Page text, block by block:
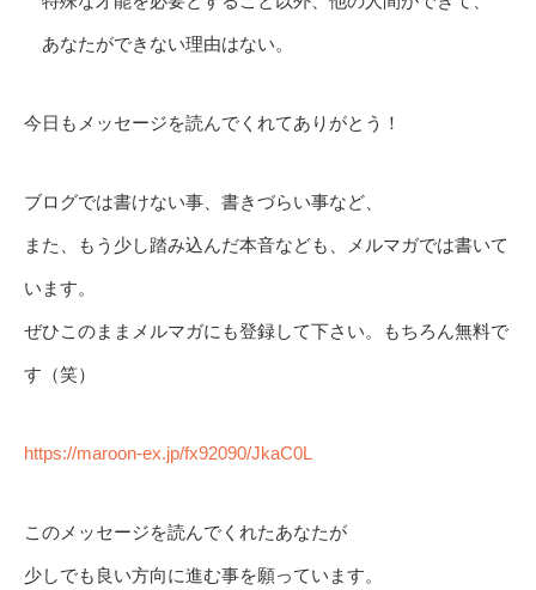
あなたができない理由はない。
今日もメッセージを読んでくれてありがとう！
ブログでは書けない事、書きづらい事など、
また、もう少し踏み込んだ本音なども、メルマガでは書いて
います。
ぜひこのままメルマガにも登録して下さい。もちろん無料で
す（笑）
https://maroon-ex.jp/fx92090/JkaC0L
このメッセージを読んでくれたあなたが
少しでも良い方向に進む事を願っています。